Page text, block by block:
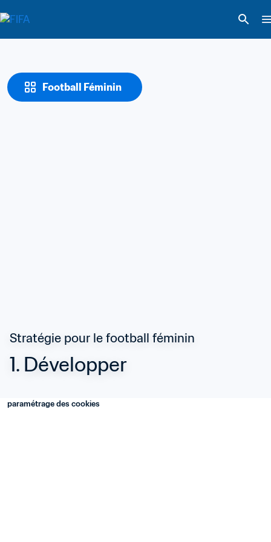
Football Féminin
Stratégie pour le football féminin
1. Développer
paramétrage des cookies